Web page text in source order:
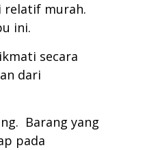
relatif murah.
ini.
secara
dari
Barang yang
pada